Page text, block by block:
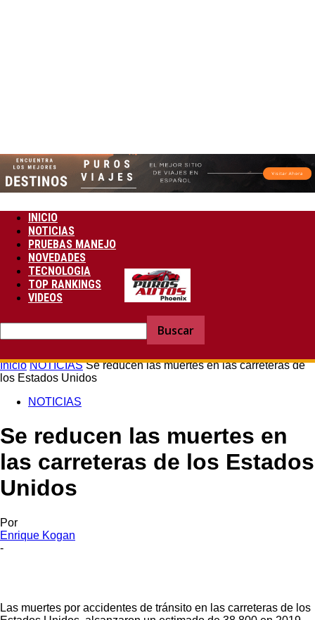
INICIO
NOTICIAS
PRUEBAS MANEJO
NOVEDADES
TECNOLOGIA
TOP RANKINGS
VIDEOS
Inicio NOTICIAS Se reducen las muertes en las carreteras de
los Estados Unidos
NOTICIAS
Se reducen las muertes en
las carreteras de los Estados
Unidos
Por
Enrique Kogan
-
Las muertes por accidentes de tránsito en las carreteras de los